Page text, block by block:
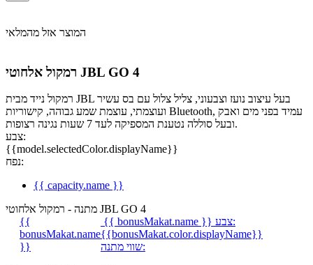
המוצר אזל מהמלאי
רמקול אלחוטי JBL GO 4
רמקול נייד מבית JBL בעל עיצוב נועז וצבעוני, צליל צלול עם בס עשיר
ועוצמתי, עוצמת שמע גבוהה, קישוריות Bluetooth, עמיד בפני מים ואבק
ובעל סוללה נטענת המספיקה לעד 7 שעות נגינה רצופות.
צבע:
{{model.selectedColor.displayName}}
נפח:
{{ capacity.name }}
מתנה - רמקול אלחוטי JBL GO 4
{{
bonusMakat.name
}}
{{ bonusMakat.name }}
צבע:
{{bonusMakat.color.displayName}}
שווי מתנה: